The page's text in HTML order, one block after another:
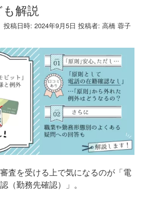
解説
投稿日時:2024年9月5日 投稿者:高橋 蓉子
査を受ける上で気になるのが「電
（勤務先確認）」。